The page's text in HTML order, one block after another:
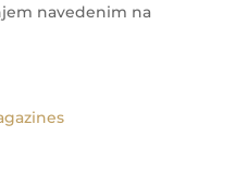
navedenim na